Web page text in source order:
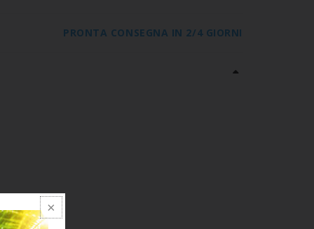
PRONTA CONSEGNA IN 2/4 GIORNI